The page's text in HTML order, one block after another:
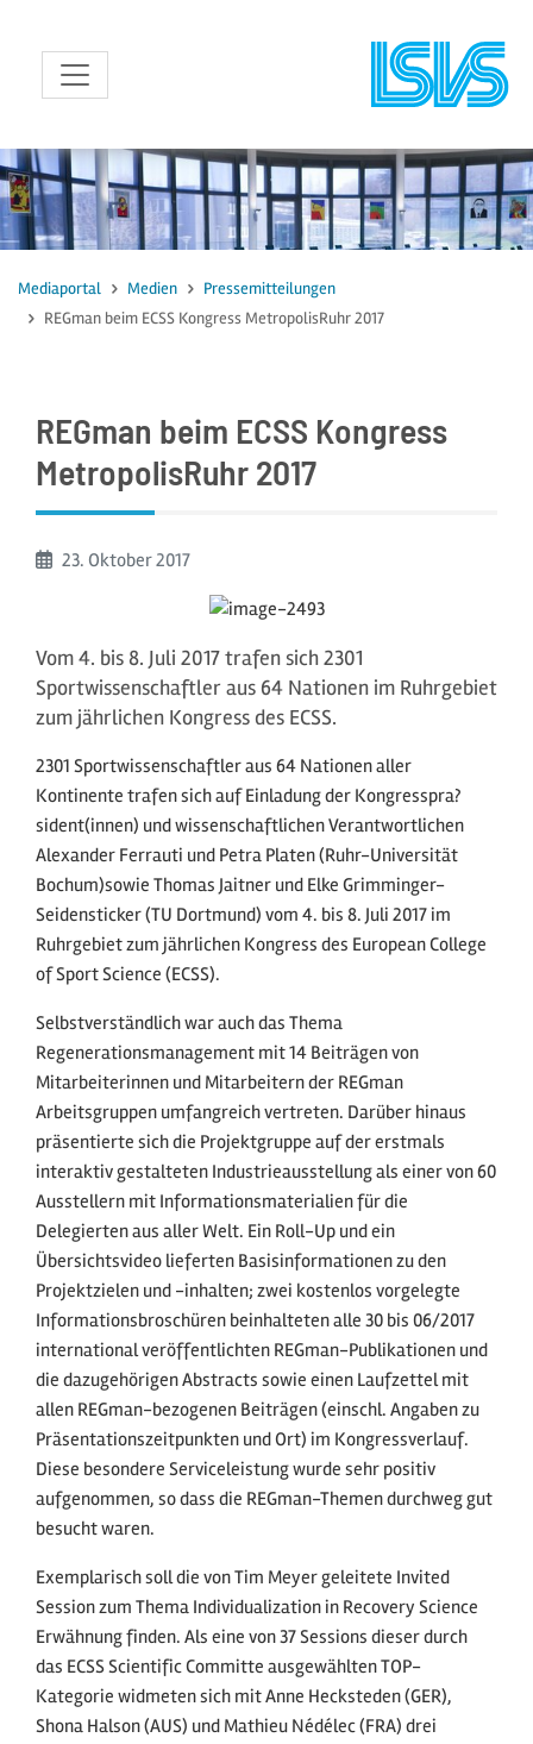
zum Inhalt
Mediaportal Medien
Pressemitteilungen
REGman beim ECSS Kongress MetropolisRuhr 2017
REGman beim ECSS Kongress
MetropolisRuhr 2017
Beginn:
23. Oktober2017
Vom 4. bis 8. Juli 2017 trafen sich 2301
Sportwissenschaftler aus 64 Nationen im Ruhrgebiet
zum jährlichen Kongress des ECSS.
2301 Sportwissenschaftler aus 64 Nationen aller
Kontinente trafen sich auf Einladung der Kongresspra?
sident(innen) und wissenschaftlichen Verantwortlichen
Alexander Ferrauti und Petra Platen (Ruhr-Universität
Bochum)sowie Thomas Jaitner und Elke Grimminger-
Seidensticker (TU Dortmund) vom 4. bis 8. Juli 2017 im
Ruhrgebiet zum jährlichen Kongress des European College
of Sport Science (ECSS).
Selbstverständlich war auch das Thema
Regenerationsmanagement mit 14 Beiträgen von
Mitarbeiterinnen und Mitarbeitern der REGman
Arbeitsgruppen umfangreich vertreten. Darüber hinaus
präsentierte sich die Projektgruppe auf der erstmals
interaktiv gestalteten Industrieausstellung als einer von 60
Ausstellern mit Informationsmaterialien für die
Delegierten aus aller Welt. Ein Roll-Up und ein
Übersichtsvideo lieferten Basisinformationen zu den
Projektzielen und -inhalten; zwei kostenlos vorgelegte
Informationsbroschüren beinhalteten alle 30 bis 06/2017
international veröffentlichten REGman-Publikationen und
die dazugehörigen Abstracts sowie einen Laufzettel mit
allen REGman-bezogenen Beiträgen (einschl. Angaben zu
Präsentationszeitpunkten und Ort) im Kongressverlauf.
Diese besondere Serviceleistung wurde sehr positiv
aufgenommen, so dass die REGman-Themen durchweg gut
besucht waren.
Exemplarisch soll die von Tim Meyer geleitete Invited
Session zum Thema Individualization in Recovery Science
Erwähnung finden. Als eine von 37 Sessions dieser durch
das ECSS Scientific Committe ausgewählten TOP-
Kategorie widmeten sich mit Anne Hecksteden (GER),
Shona Halson (AUS) und Mathieu Nédélec (FRA) drei